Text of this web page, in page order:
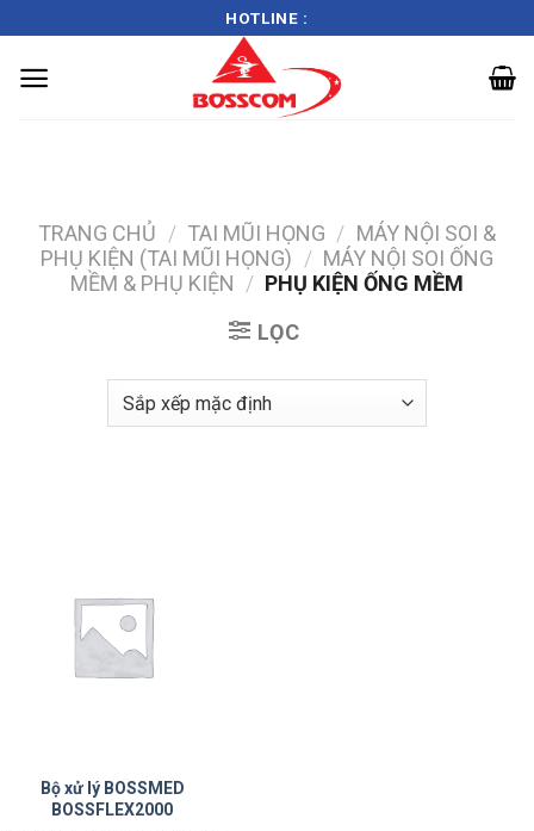
content
HOTLINE :
TRANG CHỦ / TAI MŨI HỌNG / MÁY NỘI SOI &
PHỤ KIỆN (TAI MŨI HỌNG) / MÁY NỘI SOI ỐNG
MỀM & PHỤ KIỆN / PHỤ KIỆN ỐNG MỀM
LỌC
Bộ xử lý BOSSMED
BOSSFLEX2000